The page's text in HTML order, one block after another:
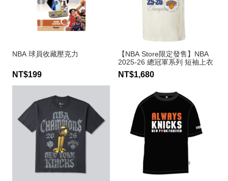
NBA 球員收藏壓克力
NT$199
【NBA Store限定發售】NBA
2025-26 總冠軍系列 短袖上衣
尼克隊
NT$1,680